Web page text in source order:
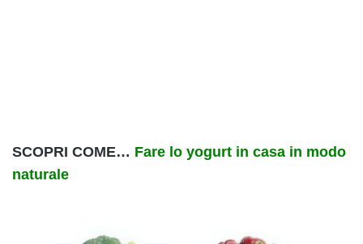
SCOPRI COME… Fare lo yogurt in casa in modo
naturale